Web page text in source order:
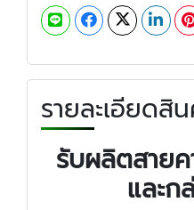
รายละเอียดสิ
รับผลิตสาย
และก